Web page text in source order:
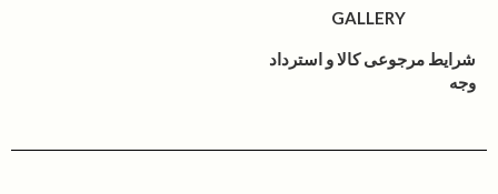
GALLERY
شرایط مرجوعی کالا و استرداد
وجه